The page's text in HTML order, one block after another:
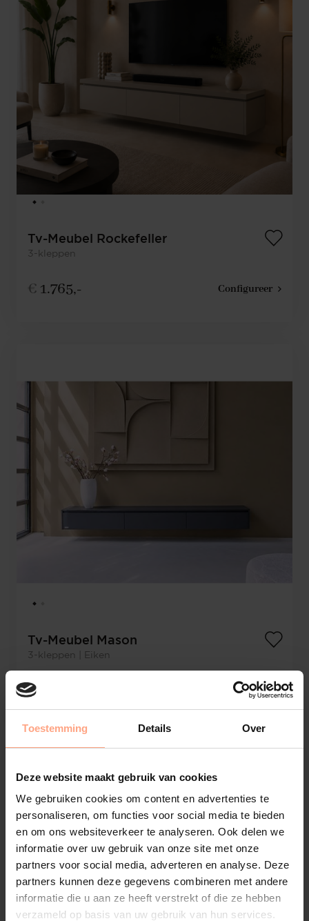
Toestemming Details Over
Deze website maakt gebruik van cookies
We gebruiken cookies om content en advertenties te
personaliseren, om functies voor social media te bieden
en om ons websiteverkeer te analyseren. Ook delen we
informatie over uw gebruik van onze site met onze
partners voor social media, adverteren en analyse. Deze
partners kunnen deze gegevens combineren met andere
informatie die u aan ze heeft verstrekt of die ze hebben
verzameld op basis van uw gebruik van hun services.
Tv-Meubel Rockefeller
3-kleppen
€ 1.765,- Configureer
Tv-Meubel Mason
3-kleppen | Eiken
€ Configureer